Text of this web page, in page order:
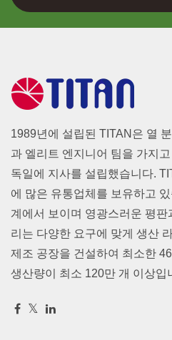
1989년에 설립된 TITAN은 열
과 엘리트 엔지니어 팀을 가지
독일에 지사를 설립했습니다.
에 많은 유통업체를 보유하고
계에서 보이며 영광스러운 평
리는 다양한 요구에 맞게 생산
제조 공장을 건설하여 최소한
생산량이 최소 120만 개 이상입